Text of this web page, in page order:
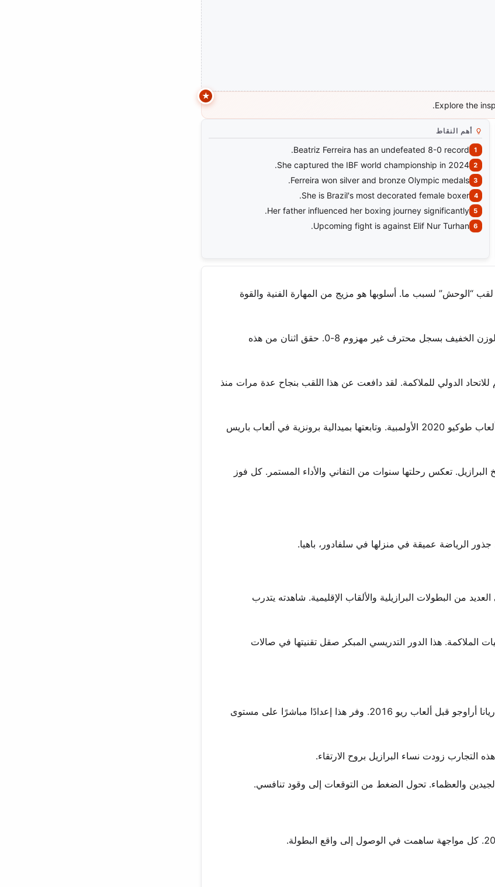
Explore the
أهم النقاط
Beatriz Ferreira has an undefeated 8-0 record.
She captured the IBF world championship in 2024.
Ferreira won silver and bronze Olympic medals.
She is Brazil's most decorated female boxer.
Her father influenced her boxing journey significantly.
Upcoming fight is against Elif Nur Turhan.
“الوحش” لسبب ما. أسلوبها هو مزيج من المهارة الفنية والقوة
تبلغ من الطول 5’4″ وتقاتل بأسلوب أرثوذكسي. تقود هذه الملاكمة فئة الوزن الخفيف بسجل محترف غير مهزوم 8-0. حقق اثنان من هذه
حصلت على بطولة العالم للاتحاد الدولي للملاكمة. لقد دافعت عن هذا اللقب بنجاح عدة مرات منذ
مسيرتها كملاكمة هاوية أيضًا أسطورية. فازت فيريرا بميدالية فضية في ألعاب طوكيو 2020 الأولمبية. وتابعتها بميدالية برونزية في ألعاب باريس
البرازيل. تعكس رحلتها سنوات من التفاني والأداء المستمر. كل فوز
الرياضة عميقة في منزلها في سلفادور، باهيا.
من البطولات البرازيلية والألقاب الإقليمية. شاهدته يتدرب
الملاكمة. هذا الدور التدريسي المبكر صقل تقنيتها في صالات
برنامج التجربة الأولمبية قدم لها تعرضًا حاسمًا. عملت كشريك تدريب لأدريانا أراوجو قبل ألعاب ريو 2016. وفر هذا إعدادًا مباشرًا على مستوى
التجارب زودت نساء البرازيل بروح الارتقاء.
والعظماء. تحول الضغط من التوقعات إلى وقود تنافسي.